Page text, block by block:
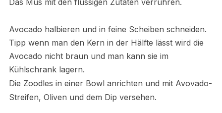
Das Mus mit den flüssigen Zutaten verrühren.
Avocado halbieren und in feine Scheiben schneiden.
Tipp wenn man den Kern in der Hälfte lässt wird die
Avocado nicht braun und man kann sie im
Kühlschrank lagern.
Die Zoodles in einer Bowl anrichten und mit Avovado-
Streifen, Oliven und dem Dip versehen.